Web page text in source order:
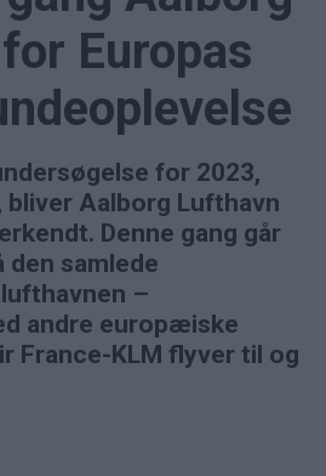
Europas
for 2023,
Aalborg Lufthavn
Denne gang går
den samlede
–
andre europæiske
France-KLM flyver til og